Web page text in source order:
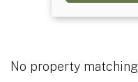
No property